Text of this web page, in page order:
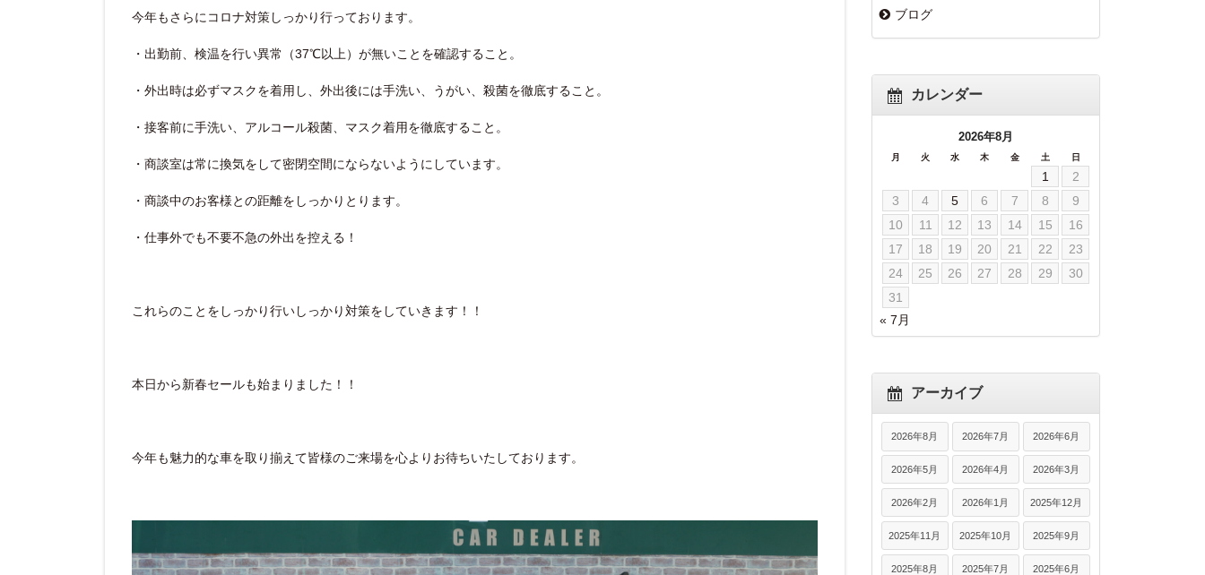
今年もさらにコロナ対策しっかり行っております。
・出勤前、検温を行い異常（37℃以上）が無いことを確認すること。
・外出時は必ずマスクを着用し、外出後には手洗い、うがい、殺菌を徹底すること。
・接客前に手洗い、アルコール殺菌、マスク着用を徹底すること。
・商談室は常に換気をして密閉空間にならないようにしています。
・商談中のお客様との距離をしっかりとります。
・仕事外でも不要不急の外出を控える！
これらのことをしっかり行いしっかり対策をしていきます！！
本日から新春セールも始まりました！！
今年も魅力的な車を取り揃えて皆様のご来場を心よりお待ちいたしております。
ブログ
カレンダー
2026年8月
月 火 水 木 金 土 日
1
2
3
4 5 6 7 8
9
10
11 12 13 14 15
16
17
18 19 20 21 22
23
24
25 26 27 28 29
30
31
« 7月
アーカイブ
2026年8月 2026年7月 2026年6月
2026年5月 2026年4月 2026年3月
2026年2月 2026年1月 2025年12月
2025年11月 2025年10月 2025年9月
2025年8月 2025年7月 2025年6月